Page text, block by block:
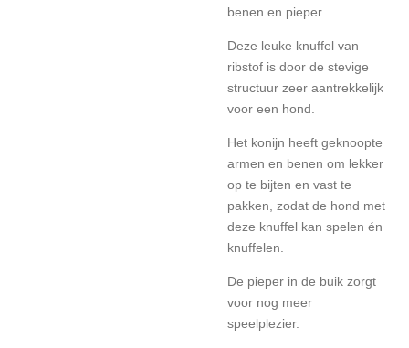
benen en pieper.
Deze leuke knuffel van
ribstof is door de stevige
structuur zeer aantrekkelijk
voor een hond.
Het konijn heeft geknoopte
armen en benen om lekker
op te bijten en vast te
pakken, zodat de hond met
deze knuffel kan spelen én
knuffelen.
De pieper in de buik zorgt
voor nog meer
speelplezier.